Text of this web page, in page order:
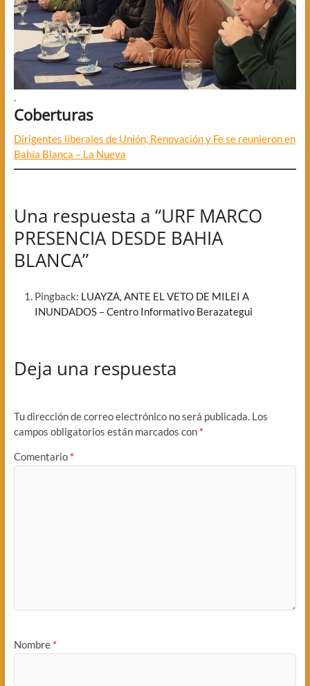
.
Coberturas
Dirigentes liberales de Unión, Renovación y Fe se reunieron en
Bahía Blanca – La Nueva
Una respuesta a “URF MARCO
PRESENCIA DESDE BAHIA
BLANCA”
Pingback: LUAYZA, ANTE EL VETO DE MILEI A
INUNDADOS – Centro Informativo Berazategui
Deja una respuesta
Tu dirección de correo electrónico no será publicada. Los
campos obligatorios están marcados con *
Comentario *
Nombre *